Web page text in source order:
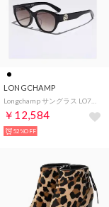
LONGCHAMP
￥12,584
52%OFF